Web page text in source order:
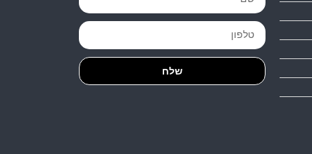
שלח